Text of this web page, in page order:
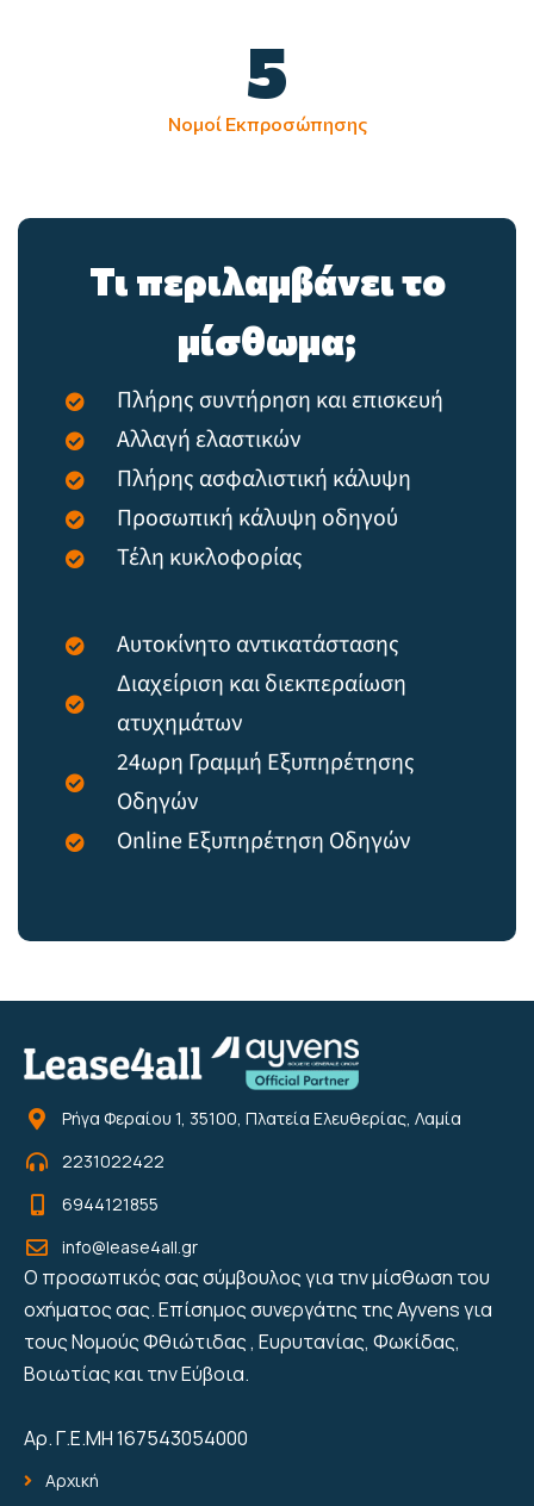
Νομοί Εκπροσώπησης
5
Τι περιλαμβάνει το
μίσθωμα;
Πλήρης συντήρηση και επισκευή
Αλλαγή ελαστικών
Πλήρης ασφαλιστική κάλυψη
Προσωπική κάλυψη οδηγού
Τέλη κυκλοφορίας
Αυτοκίνητο αντικατάστασης
Διαχείριση και διεκπεραίωση
ατυχημάτων
24ωρη Γραμμή Εξυπηρέτησης
Οδηγών
Online Εξυπηρέτηση Οδηγών
Ρήγα Φεραίου 1, 35100, Πλατεία Ελευθερίας, Λαμία
2231022422
6944121855
info@lease4all.gr
Ο προσωπικός σας σύμβουλος για την μίσθωση του
οχήματος σας. Επίσημος συνεργάτης της Ayvens για
τους Νομούς Φθιώτιδας , Ευρυτανίας, Φωκίδας,
Βοιωτίας και την Εύβοια.
Αρ. Γ.Ε.ΜΗ 167543054000
Αρχική